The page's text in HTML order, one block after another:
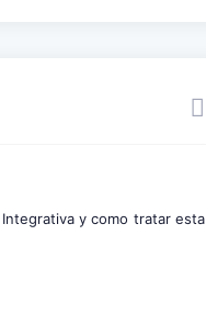
y como tratar esta